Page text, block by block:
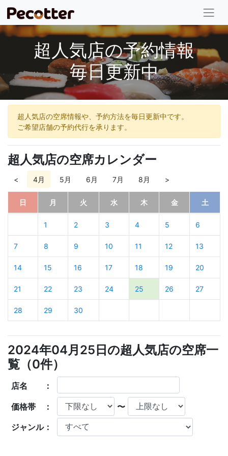
超人気店の予約情報
毎日更新中
超人気店の空席情報や、予約方法を毎日更新中です。
ご希望店舗の予約代行を承ります。
超人気店の空席カレンダー
< 4月 5月 6月 7月 8月 >
日 月 火 水 木 金 土
1 2 3 4 5 6
7 8 9 10 11 12 13
14 15 16 17 18 19 20
21 22 23 24 25 26 27
28 29 30
2024年04月25日の超人気店の空席一
覧（0件）
店名 ：
価格帯 ： 〜
ジャンル：